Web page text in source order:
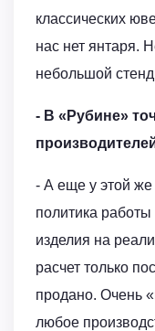
классических
нас нет янтаря.
небольшой
- В «Рубине»
- А еще у этой же
политика
изделия на
расчет только
продано. Очень
любое